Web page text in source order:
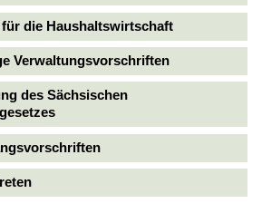
für die Haushaltswirtschaft
Verwaltungsvorschriften
des Sächsischen